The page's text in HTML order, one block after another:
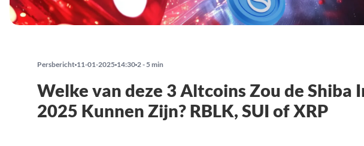
Persbericht 11-01-2025 14:30 2 - 5 min
Welke van deze 3 Altcoins Zou de Shiba
2025 Kunnen Zijn? RBLK, SUI of XRP